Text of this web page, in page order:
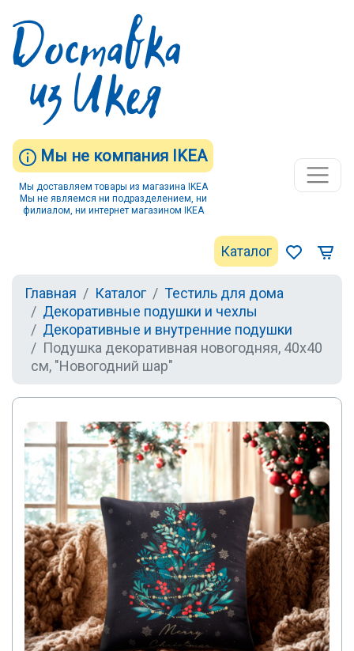
Мы не компания IKEA
Мы доставляем товары из магазина IKEA
Мы не являемся ни подразделением, ни
филиалом, ни интернет магазином IKEA
Каталог
Главная Каталог
Тестиль для дома
Декоративные подушки и чехлы
Декоративные и внутренние подушки
Подушка декоративная новогодняя, 40x40
см, "Новогодний шар"